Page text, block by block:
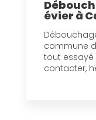
évier à
commune
tout
contacter,